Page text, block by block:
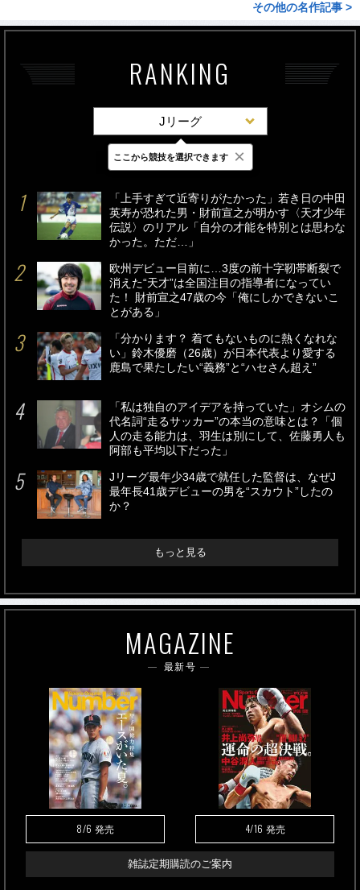
その他の名作記事 >
RANKING
Jリーグ
最新 24時間 週間
「上手すぎて近寄りがたかった」若き日の中田
英寿が恐れた男・財前宣之が明かす〈天才少年
伝説〉のリアル「自分の才能を特別とは思わな
かった。ただ…」
欧州デビュー目前に…3度の前十字靭帯断裂で
消えた“天才”は全国注目の指導者になってい
た！ 財前宣之47歳の今「俺にしかできないこ
とがある」
「分かります？ 着てもないものに熱くなれな
い」鈴木優磨（26歳）が日本代表より愛する
鹿島で果たしたい“義務”と“ハセさん超え”
「私は独自のアイデアを持っていた」オシムの
代名詞“走るサッカー”の本当の意味とは？「個
人の走る能力は、羽生は別にして、佐藤勇人も
阿部も平均以下だった」
Jリーグ最年少34歳で就任した監督は、なぜJ
最年長41歳デビューの男を“スカウト”したの
か？
もっと見る
MAGAZINE
最新号
8/6 発売 4/16 発売
雑誌定期購読のご案内
ここから競技を選択できます ×